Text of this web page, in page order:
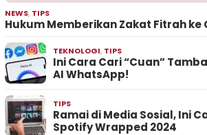
NEWS, TIPS
Hukum Memberikan Zakat Fitrah ke
TEKNOLOGI, TIPS
Ini Cara Cari “Cuan”
AI WhatsApp!
TIPS
Ramai di Media Sosial, Ini
Spotify Wrapped 2024